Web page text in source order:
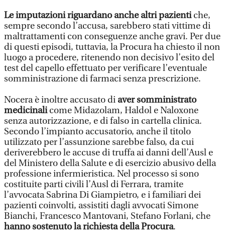
Le imputazioni riguardano anche altri pazientiche,
sempre secondo l’accusa, sarebbero stati vittime di
maltrattamenti con conseguenze anche gravi. Per due
di questi episodi, tuttavia, la Procura ha chiesto il non
luogo a procedere, ritenendo non decisivo l’esito del
test del capello effettuato per verificare l’eventuale
somministrazione di farmaci senza prescrizione.
Nocera è inoltre accusato di aver somministrato
medicinalicome Midazolam, Haldol e Naloxone
senza autorizzazione, e di falso in cartella clinica.
Secondo l’impianto accusatorio, anche il titolo
utilizzato per l’assunzione sarebbe falso, da cui
deriverebbero le accuse di truffa ai danni dell’Ausl e
del Ministero della Salute e di esercizio abusivo della
professione infermieristica. Nel processo si sono
costituite parti civili l’Ausl di Ferrara, tramite
l’avvocata Sabrina Di Giampietro, e i familiari dei
pazienti coinvolti, assistiti dagli avvocati Simone
Bianchi, Francesco Mantovani, Stefano Forlani, che
hanno sostenuto la richiesta della Procura.